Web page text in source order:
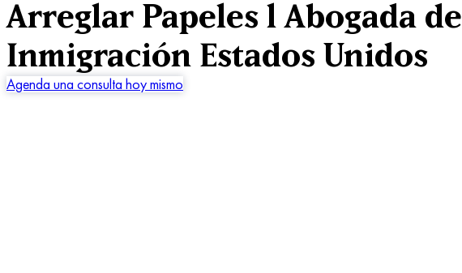
Arreglar Papeles l Abogada de
Inmigración Estados Unidos
Agenda una consulta hoy mismo